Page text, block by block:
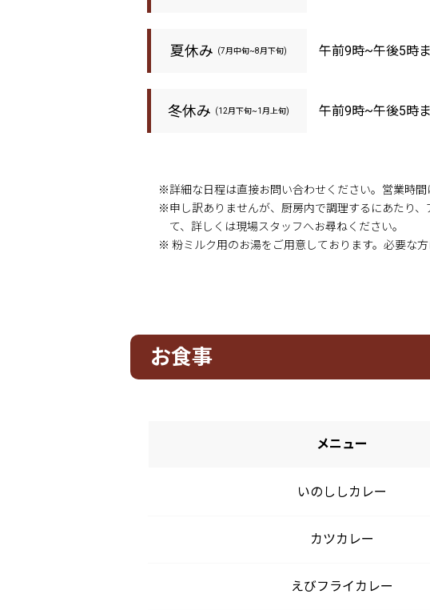
夏休み (7月中旬~8月下旬) 午前9時~午後5時
冬休み (12月下旬~1月上旬) 午前9時~午後5時
※詳細な日程は直接お問い合わせください。営業時
※申し訳ありませんが、厨房内で調理するにあたり
て、詳しくは現場スタッフへお尋ねください。
※ 粉ミルク用のお湯をご用意しております。必要な方
お食事
メニュー
いのししカレー
カツカレー
えびフライカレー